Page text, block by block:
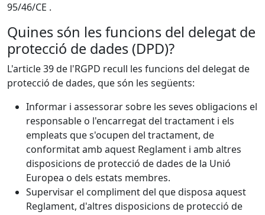
95/46/CE .
Quines són les funcions del delegat de
protecció de dades (DPD)?
L'article 39 de l'RGPD recull les funcions del delegat de
protecció de dades, que són les següents:
Informar i assessorar sobre les seves obligacions el
responsable o l'encarregat del tractament i els
empleats que s'ocupen del tractament, de
conformitat amb aquest Reglament i amb altres
disposicions de protecció de dades de la Unió
Europea o dels estats membres.
Supervisar el compliment del que disposa aquest
Reglament, d'altres disposicions de protecció de